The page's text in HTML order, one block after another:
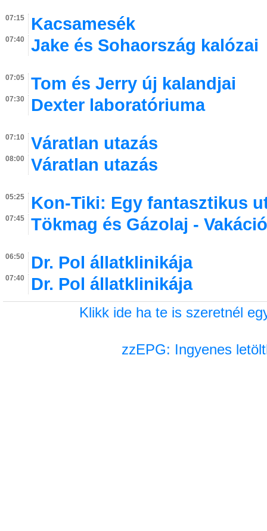
07:15 Kacsamesék
07:40 Jake és Sohaország kalózai
07:05 Tom és Jerry új kalandjai
07:30 Dexter laboratóriuma
07:10 Váratlan utazás
08:00 Váratlan utazás
05:25 Kon-Tiki: Egy fantasztikus
07:45 Tökmag és Gázolaj -
06:50 Dr. Pol állatklinikája
07:40 Dr. Pol állatklinikája
Klikk ide ha te is szeretnél
zzEPG: Ingyenes